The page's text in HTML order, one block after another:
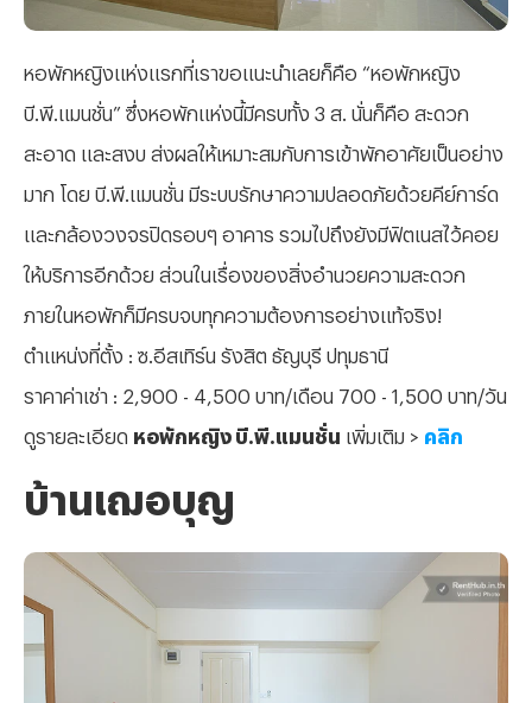
หอพักหญิงแห่งแรกที่เราขอแนะนำเลยก็คือ “หอพักหญิง
บี.พี.แมนชั่น” ซึ่งหอพักแห่งนี้มีครบทั้ง 3 ส. นั่นก็คือ สะดวก
สะอาด และสงบ ส่งผลให้เหมาะสมกับการเข้าพักอาศัยเป็นอย่าง
มาก โดย บี.พี.แมนชั่น มีระบบรักษาความปลอดภัยด้วยคีย์การ์ด
และกล้องวงจรปิดรอบๆ อาคาร รวมไปถึงยังมีฟิตเนสไว้คอย
ให้บริการอีกด้วย ส่วนในเรื่องของสิ่งอำนวยความสะดวก
ภายในหอพักก็มีครบจบทุกความต้องการอย่างแท้จริง!
ตำแหน่งที่ตั้ง : ซ.อีสเทิร์น รังสิต ธัญบุรี ปทุมธานี
ราคาค่าเช่า : 2,900 - 4,500 บาท/เดือน 700 - 1,500 บาท/วัน
ดูรายละเอียด หอพักหญิง บี.พี.แมนชั่น เพิ่มเติม > คลิก
บ้านเฌอบุญ